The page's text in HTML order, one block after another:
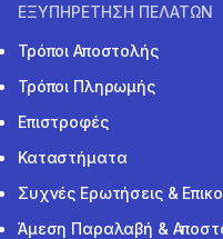
ΕΞΥΠΗΡΕΤΗΣΗ ΠΕΛΑΤΩΝ
Τρόποι Αποστολής
Τρόποι Πληρωμής
Επιστροφές
Καταστήματα
Συχνές Ερωτήσεις &
Άμεση Παραλαβή &